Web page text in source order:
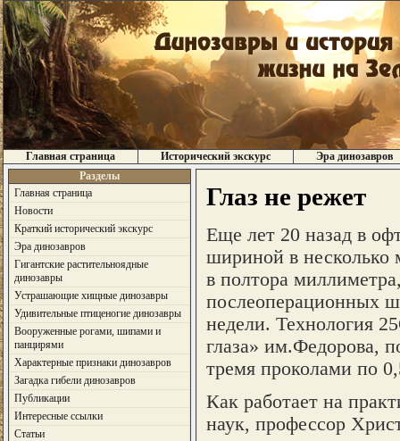
Главная страница Исторический экскурс
Эра динозавров
Разделы
Главная страница
Новости
Краткий исторический экскурс
Эра динозавров
Гигантские растительноядные
динозавры
Устрашающие хищные динозавры
Удивительные птиценогие динозавры
Вооруженные рогами, шипами и
панцирями
Характерные признаки динозавров
Загадка гибели динозавров
Публикации
Интересные ссылки
Статьи
Глаз не режет
Еще лет 20 назад в
шириной в несколько
в полтора
послеоперационных
недели. Технология
глаза» им.Федорова,
тремя проколами по
Как работает на
наук, профессор